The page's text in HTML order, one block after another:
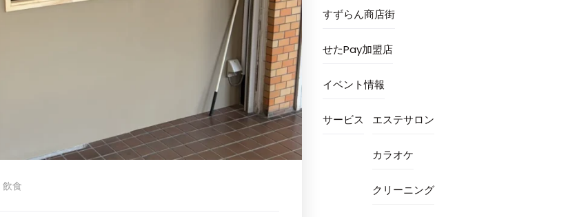
飲食
すずらん商店街
せたPay加盟店
イベント情報
サービス エステサロン
カラオケ
クリーニング